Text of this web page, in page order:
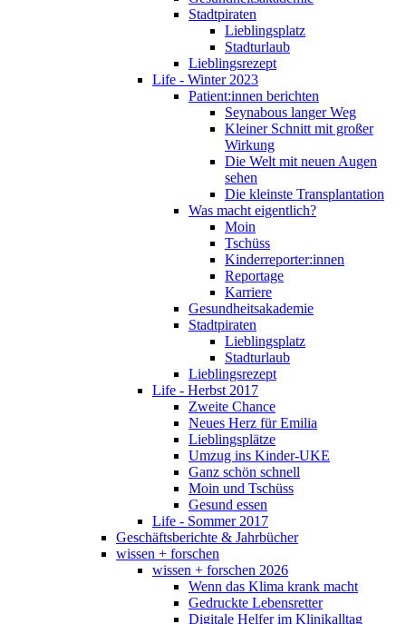
Stadtpiraten
Lieblingsplatz
Stadturlaub
Lieblingsrezept
Life - Winter 2023
Patient:innen berichten
Seynabous langer Weg
Kleiner Schnitt mit großer
Wirkung
Die Welt mit neuen Augen
sehen
Die kleinste Transplantation
Was macht eigentlich?
Moin
Tschüss
Kinderreporter:innen
Reportage
Karriere
Gesundheitsakademie
Stadtpiraten
Lieblingsplatz
Stadturlaub
Lieblingsrezept
Life - Herbst 2017
Zweite Chance
Neues Herz für Emilia
Lieblingsplätze
Umzug ins Kinder-UKE
Ganz schön schnell
Moin und Tschüss
Gesund essen
Life - Sommer 2017
Geschäftsberichte & Jahrbücher
wissen + forschen
wissen + forschen 2026
Wenn das Klima krank macht
Gedruckte Lebensretter
Digitale Helfer im Klinikalltag